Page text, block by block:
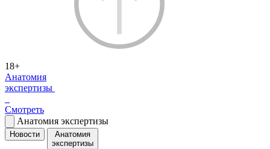
18+
Анатомия
экспертизы
Смотреть
Анатомия экспертизы
Новости
Анатомия
экспертизы